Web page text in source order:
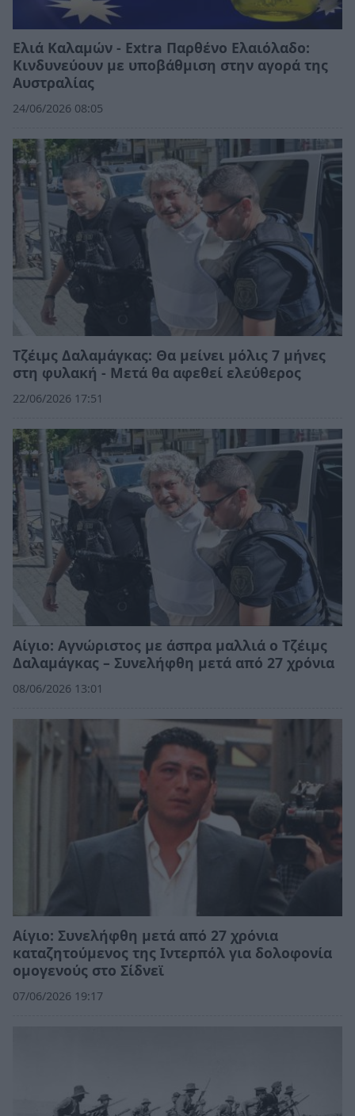
Ελιά Καλαμών - Extra Παρθένο Ελαιόλαδο:
Κινδυνεύουν με υποβάθμιση στην αγορά της
Αυστραλίας
24/06/2026 08:05
Τζέιμς Δαλαμάγκας: Θα μείνει μόλις 7 μήνες
στη φυλακή - Μετά θα αφεθεί ελεύθερος
22/06/2026 17:51
Αίγιο: Αγνώριστος με άσπρα μαλλιά ο Τζέιμς
Δαλαμάγκας – Συνελήφθη μετά από 27 χρόνια
08/06/2026 13:01
Αίγιο: Συνελήφθη μετά από 27 χρόνια
καταζητούμενος της Ιντερπόλ για δολοφονία
ομογενούς στο Σίδνεϊ
07/06/2026 19:17